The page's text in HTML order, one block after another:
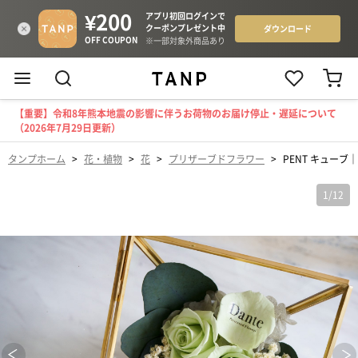
【重要】令和8年熊本地震の影響に伴うお荷物のお届け停止・遅延について
（2026年7月29日更新）
タンプホーム > 花・植物 > 花 > プリザーブドフラワー > PENT キューブ
1 /12